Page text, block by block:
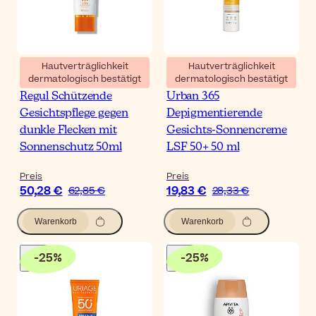
Hautverträglichkeit
dermatologisch bestätigt
Esthederm Sun Photo
Regul Schützende
Gesichtspflege gegen
dunkle Flecken mit
Sonnenschutz 50ml
Preis
50,28 € 62,85 €
Warenkorb
Hautverträglichkeit
dermatologisch bestätigt
Sesderma Repaskin
Urban 365
Depigmentierende
Gesichts-Sonnencreme
LSF 50+ 50 ml
Preis
19,83 € 28,33 €
Warenkorb
-25% -25%